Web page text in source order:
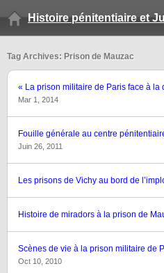
Histoire pénitentiaire et
Tag Archives: Prison de Mauzac
« La prison militaire de Paris face à
Mar 1, 2014
Fouille générale au centre
Juin 26, 2011
Les prisons de Vichy au bord de
Histoire de miradors à la prison de
Scènes de vie à la prison militaire de
Oct 10, 2010